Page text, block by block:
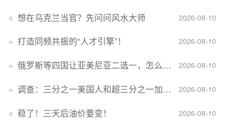
2026-08-10
想在乌克兰当官？先问问风水大师
2026-08-10
打造同频共振的“人才引擎”！
2026-08-10
俄罗斯等四国让亚美尼亚二选一，怎么回事？
2026-08-10
调查：三分之一美国人和超三分之一加拿大人感到经济压力
2026-08-10
稳了！三天后油价要变！